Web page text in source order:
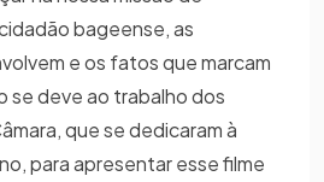
bageense, as
e os fatos que marcam
se deve ao trabalho dos
que se dedicaram à
para apresentar esse filme